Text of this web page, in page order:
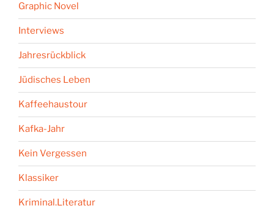
Graphic Novel
Interviews
Jahresrückblick
Jüdisches Leben
Kaffeehaustour
Kafka-Jahr
Kein Vergessen
Klassiker
Kriminal.Literatur